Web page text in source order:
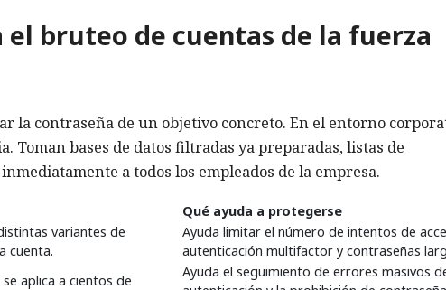
el bruteo de cuentas de la fuerza
la contraseña de un objetivo concreto. En el entorno
Toman bases de datos filtradas ya preparadas, listas de
a todos los empleados de la empresa.
Qué ayuda a protegerse
variantes de
cuenta.
Ayuda limitar el número de intentos de
autenticación multifactor y contraseñas
aplica a cientos de
Ayuda el seguimiento de errores masivos